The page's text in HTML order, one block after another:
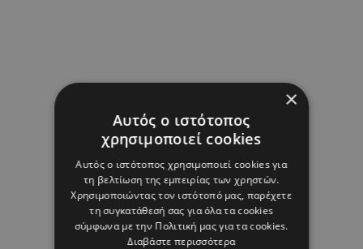
×
Αυτός ο ιστότοπος
χρησιμοποιεί cookies
Αυτός ο ιστότοπος χρησιμοποιεί cookies για
τη βελτίωση της εμπειρίας των χρηστών.
Χρησιμοποιώντας τον ιστότοπό μας, παρέχετε
τη συγκατάθεσή σας για όλα τα cookies
σύμφωνα με την Πολιτική μας για τα cookies.
Διαβάστε περισσότερα